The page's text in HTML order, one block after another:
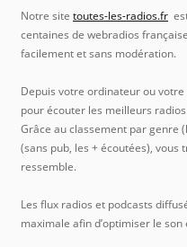
Notre site toutes-les-radios.fr
centaines de webradios
facilement et sans modération.
Depuis votre ordinateur ou
pour écouter les meilleurs
Grâce au classement par genre
(sans pub, les + écoutées),
ressemble.
Les flux radios et podcasts
maximale afin d’optimiser le